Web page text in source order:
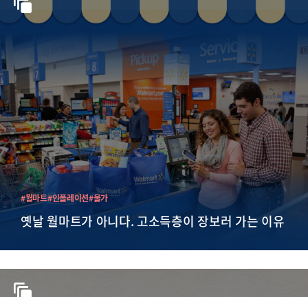
옛날 월마트가 아니다. 고소득층이 장보러 가는 이유
#월마트#인플레이션#물가